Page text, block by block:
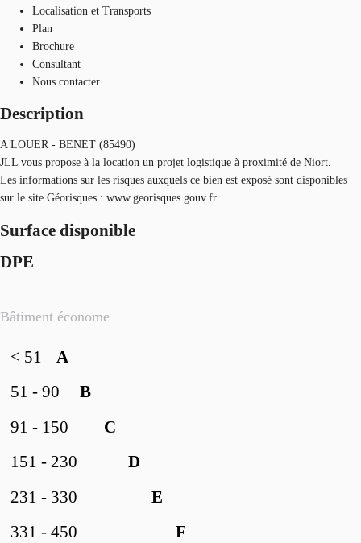
Localisation et Transports
Plan
Brochure
Consultant
Nous contacter
Description
A LOUER - BENET (85490)
JLL vous propose à la location un projet logistique à proximité de Niort.
Les informations sur les risques auxquels ce bien est exposé sont disponibles
sur le site Géorisques : www.georisques.gouv.fr
Surface disponible
DPE
Bâtiment économe
A
< 51
B
51 - 90
C
91 - 150
D
151 - 230
E
231 - 330
F
331 - 450